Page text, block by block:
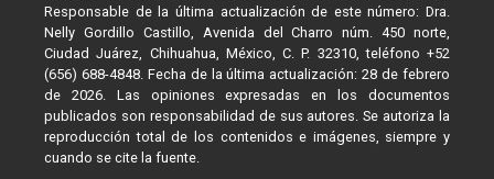
Responsable de la última actualización de este número: Dra.
Nelly Gordillo Castillo, Avenida del Charro núm. 450 norte,
Ciudad Juárez, Chihuahua, México, C. P. 32310, teléfono +52
(656) 688-4848. Fecha de la última actualización: 28 de febrero
de 2026. Las opiniones expresadas en los documentos
publicados son responsabilidad de sus autores. Se autoriza la
reproducción total de los contenidos e imágenes, siempre y
cuando se cite la fuente.